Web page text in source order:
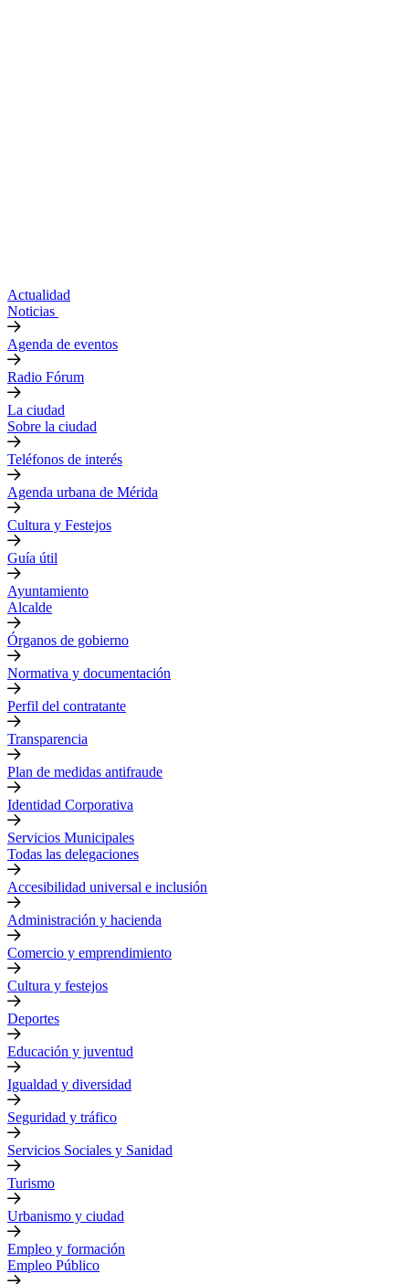
Actualidad
Noticias
Agenda de eventos
Radio Fórum
La ciudad
Sobre la ciudad
Teléfonos de interés
Agenda urbana de Mérida
Cultura y Festejos
Guía útil
Ayuntamiento
Alcalde
Órganos de gobierno
Normativa y documentación
Perfil del contratante
Transparencia
Plan de medidas antifraude
Identidad Corporativa
Servicios Municipales
Todas las delegaciones
Accesibilidad universal e inclusión
Administración y hacienda
Comercio y emprendimiento
Cultura y festejos
Deportes
Educación y juventud
Igualdad y diversidad
Seguridad y tráfico
Servicios Sociales y Sanidad
Turismo
Urbanismo y ciudad
Empleo y formación
Empleo Público